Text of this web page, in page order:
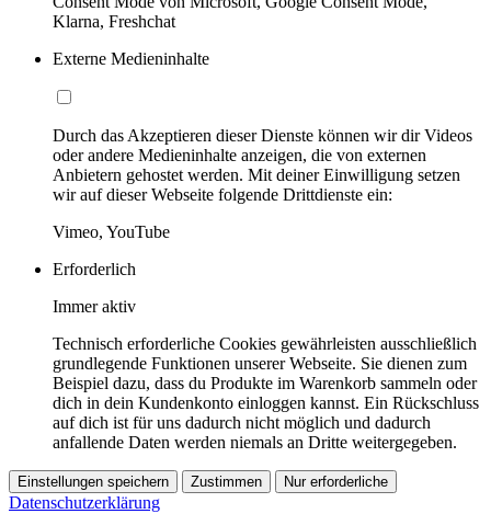
Klarna, Freshchat
Externe Medieninhalte
Durch das Akzeptieren dieser Dienste können wir dir Videos
oder andere Medieninhalte anzeigen, die von externen
Anbietern gehostet werden. Mit deiner Einwilligung setzen
wir auf dieser Webseite folgende Drittdienste ein:
Vimeo, YouTube
Erforderlich
Immer aktiv
Technisch erforderliche Cookies gewährleisten ausschließlich
grundlegende Funktionen unserer Webseite. Sie dienen zum
Beispiel dazu, dass du Produkte im Warenkorb sammeln oder
dich in dein Kundenkonto einloggen kannst. Ein Rückschluss
auf dich ist für uns dadurch nicht möglich und dadurch
anfallende Daten werden niemals an Dritte weitergegeben.
Einstellungen speichern Zustimmen Nur erforderliche
Datenschutzerklärung